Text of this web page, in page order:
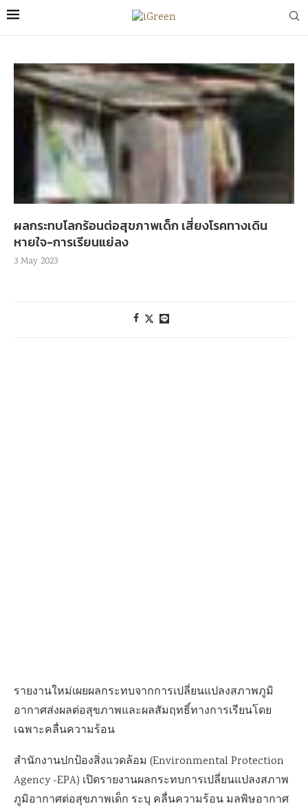
ผลกระทบโลกร้อนต่อสุขภาพเด็ก เสี่ยงโรคทางเดิน
หายใจ-การเรียนแย่ลง
3 May 2023
รายงานใหม่เผยผลกระทบจากการเปลี่ยนแปลงสภาพภูมิ
อากาศส่งผลต่อสุขภาพและผลสัมฤทธิ์ทางการเรียนโดย
เฉพาะคลื่นความร้อน
สำนักงานปกป้องสิ่งแวดล้อม (Environmental Protection
Agency -EPA) เปิดรายงานผลกระทบการเปลี่ยนแปลงสภาพ
ภูมิอากาศต่อสุขภาพเด็ก ระบุ คลื่นความร้อน มลพิษอากาศ